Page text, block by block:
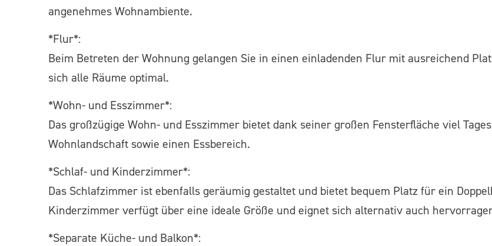
angenehmes Wohnambiente.
*Flur*:
Beim Betreten der Wohnung gelangen Sie in einen einladenden Flur mit ausreichend
sich alle Räume optimal.
*Wohn- und Esszimmer*:
Das großzügige Wohn- und Esszimmer bietet dank seiner großen Fensterfläche viel
Wohnlandschaft sowie einen Essbereich.
*Schlaf- und Kinderzimmer*:
Das Schlafzimmer ist ebenfalls geräumig gestaltet und bietet bequem Platz für ein
Kinderzimmer verfügt über eine ideale Größe und eignet sich alternativ auch
*Separate Küche- und Balkon*: